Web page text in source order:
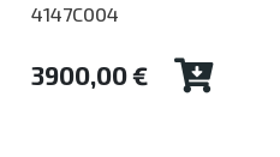
4147C004
3900,00 €